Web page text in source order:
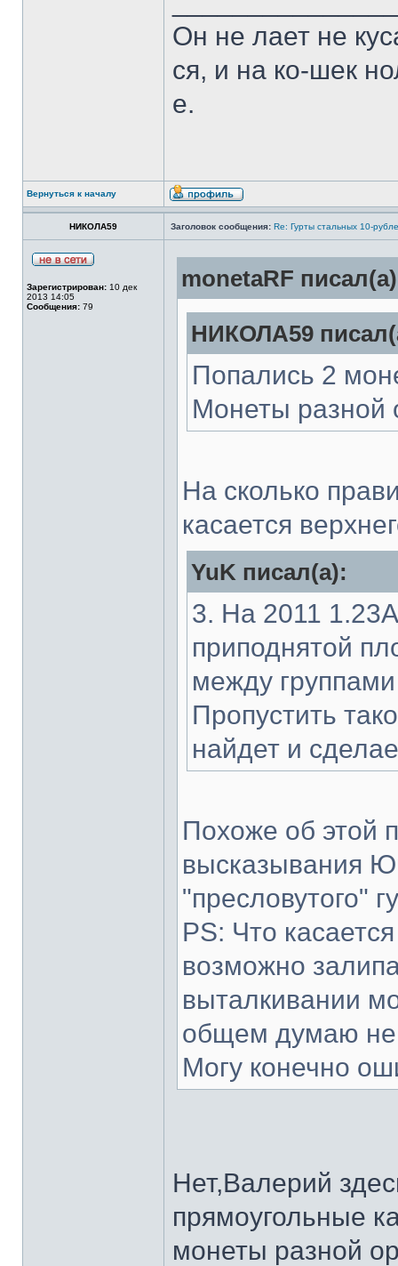
Он не лает не
ся, и на ко-шек
е.
Вернуться к началу
НИКОЛА59 Заголовок сообщения: Re: Гурты стальных 10-
Зарегистрирован: 10 дек
2013 14:05
Сообщения: 79
monetaRF
НИКОЛА59
Попались 2
Монеты разной
На сколько
касается
YuK писал(а):
3. На 2011
приподнятой
между
Пропустить
найдет и
Похоже об этой
высказывания
"пресловутого"
PS: Что
возможно
выталкивании
общем думаю не
Могу конечно
Нет,Валерий
прямоугольные
монеты разной